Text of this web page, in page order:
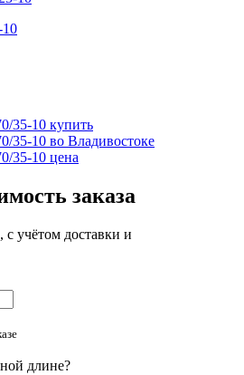
35-10 купить
35-10 во Владивостоке
35-10 цена
заказа
с учётом доставки и
длине?